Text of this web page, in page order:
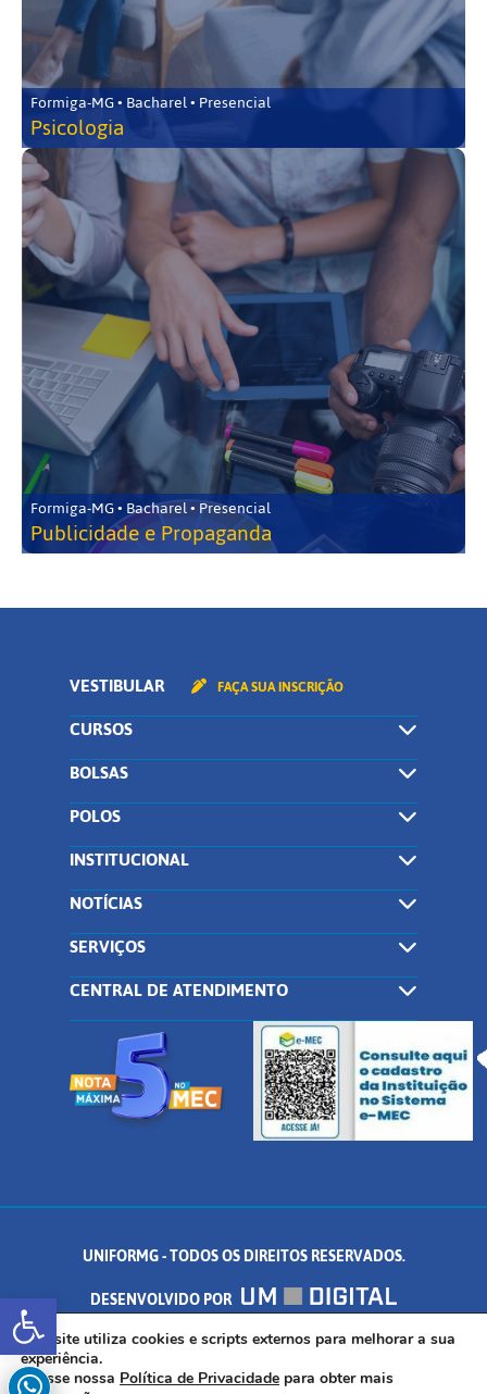
Abrir a barra de ferramentas
Formiga-MG • Bacharel • Presencial
Psicologia
Formiga-MG • Bacharel • Presencial
Publicidade e Propaganda
VESTIBULAR FAÇA SUA INSCRIÇÃO
CURSOS
BOLSAS
POLOS
INSTITUCIONAL
NOTÍCIAS
SERVIÇOS
CENTRAL DE ATENDIMENTO
UNIFORMG - TODOS OS DIREITOS RESERVADOS.
DESENVOLVIDO POR
AV. DR. ARNALDO DE SENNA, 328 - PALMEIRAS, FORMIGA/MG - CEP:
35.574.530
Este site utiliza cookies e scripts externos para melhorar a sua
experiência.
Acesse nossa Política de Privacidade para obter mais